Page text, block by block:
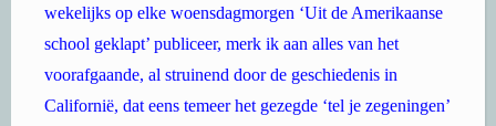
wekelijks op elke woensdagmorgen ‘Uit de Amerikaanse
school geklapt’ publiceer, merk ik aan alles van het
voorafgaande, al struinend door de geschiedenis in
Californië, dat eens temeer het gezegde ‘tel je zegeningen’